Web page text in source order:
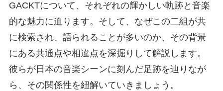
GACKTについて、それぞれの輝かしい軌跡と音楽
的な魅力に迫ります。そして、なぜこの二組が共
に検索され、語られることが多いのか、その背景
にある共通点や相違点を深掘りして解説します。
彼らが日本の音楽シーンに刻んだ足跡を辿りなが
ら、その関係性を紐解いていきましょう。